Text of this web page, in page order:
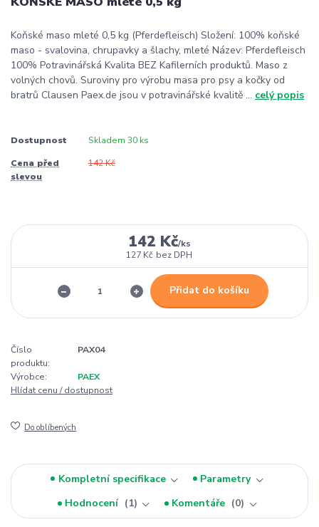
Koňské maso mleté 0,5 kg (Pferdefleisch) Složení: 100% koňské
maso - svalovina, chrupavky a šlachy, mleté Název: Pferdefleisch
100% Potravinářská Kvalita BEZ Kafilerních produktů. Maso z
volných chovů. Suroviny pro výrobu masa pro psy a kočky od
bratrů Clausen Paex.de jsou v potravinářské kvalitě ... celý popis
Dostupnost Skladem 30 ks
Cena před
slevou
142 Kč
142 Kč/ks
127 Kč bez DPH
Přidat do košíku
Číslo
produktu:
PAX04
Výrobce:
PAEX
Hlídat cenu / dostupnost
Do oblíbených
Kompletní specifikace
Parametry
Hodnocení
1 Komentáře 0